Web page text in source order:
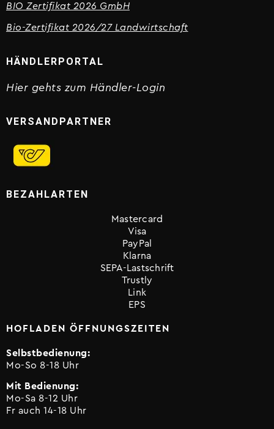
HÄNDLERPORTAL
Hier gehts zum Händler-Login
VERSANDPARTNER
BEZAHLARTEN
Mastercard
Visa
PayPal
Klarna
SEPA-Lastschrift
Trustly
Link
EPS
HOFLADEN ÖFFNUNGSZEITEN
Selbstbedienung:
Mo-So 8-18 Uhr
Mit Bedienung:
Mo-Sa 8-12 Uhr
Fr auch 14-18 Uhr
BIO Zertifikat 2026 GmbH
Bio-Zertifikat 2026/27 Landwirtschaft